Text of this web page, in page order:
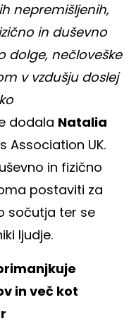
nepremišljenih,
in duševno
dolge, nečloveške
v vzdušju doslej
dodala Natalia
Association UK.
in fizično
postaviti za
sočutja ter se
ljudje.
in več kot